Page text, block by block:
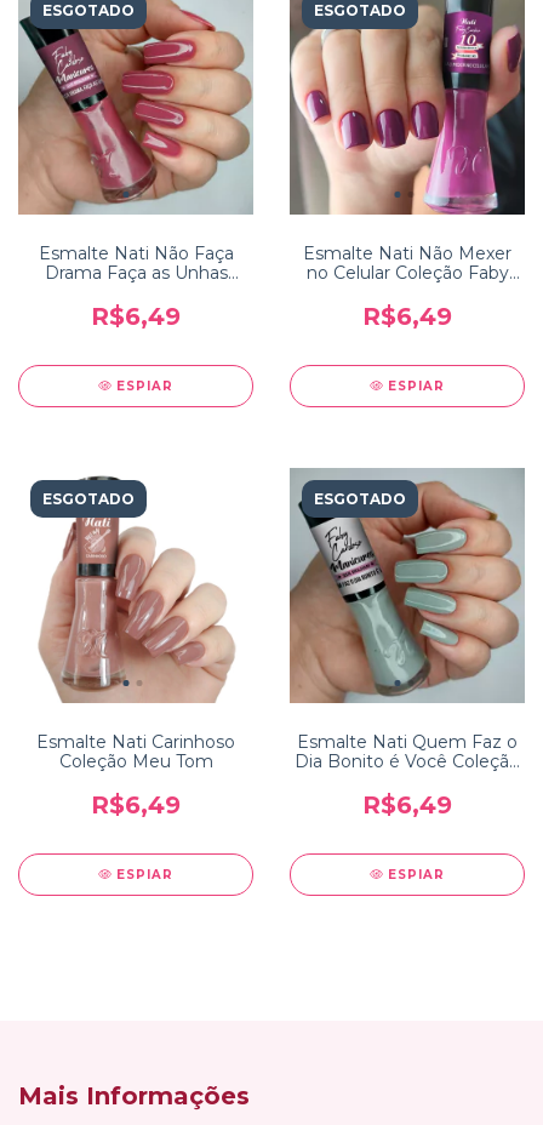
ESGOTADO
Esmalte Nati Não Faça
Drama Faça as Unhas
Manicures que Brilham
R$6,49
ESPIAR
ESGOTADO
Esmalte Nati Não Mexer
no Celular Coleção Faby
da Manicure
R$6,49
ESPIAR
ESGOTADO
Esmalte Nati Carinhoso
Coleção Meu Tom
R$6,49
ESPIAR
ESGOTADO
Esmalte Nati Quem Faz o
Dia Bonito é Você Coleção
que Brilham
R$6,49
ESPIAR
Mais Informações